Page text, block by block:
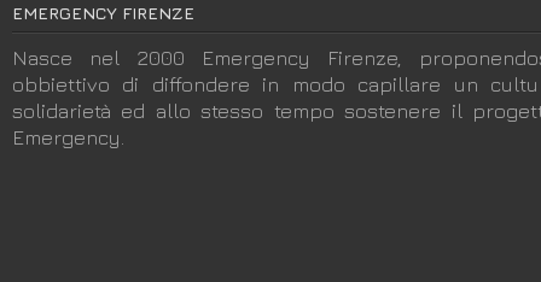
EMERGENCY FIRENZE
Nasce nel 2000 Emergency Firenze,
obbiettivo di diffondere in modo capillare un
solidarietà ed allo stesso tempo sostenere il
Emergency.